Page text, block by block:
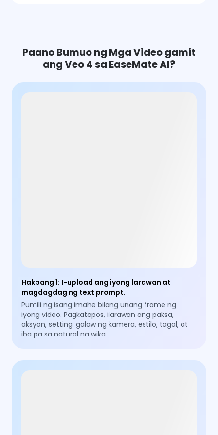
Paano Bumuo ng Mga Video gamit
ang Veo 4 sa EaseMate AI?
Hakbang 1: I-upload ang iyong larawan at
magdagdag ng text prompt.
Pumili ng isang imahe bilang unang frame ng
iyong video. Pagkatapos, ilarawan ang paksa,
aksyon, setting, galaw ng kamera, estilo, tagal, at
iba pa sa natural na wika.